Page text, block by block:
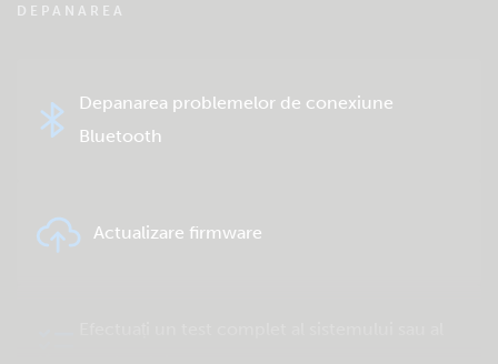
DEPANAREA
Depanarea problemelor de conexiune
Bluetooth
Actualizare firmware